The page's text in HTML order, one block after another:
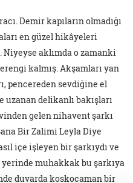
Demir kapıların olmadığı
en güzel hikâyeleri
Niyeyse aklımda o zamanki
kalmış. Akşamları yan
pencereden sevdiğine el
uzanan delikanlı bakışları
gelen nihavent şarkı
Bir Zalimi Leyla Diye
içe işleyen bir şarkıydı ve
muhakkak bu şarkıya
duvarda koskocaman bir